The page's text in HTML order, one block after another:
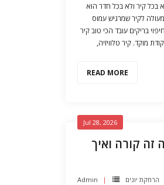
בכל קיר ולא בכל חדר הוא
לקיר שמרגיש עמוס
בריקים עובד הכי טוב קיר
מוקד. קיר טלוויזיה,
READ MORE
זה קורה ואיך
Jul 28, 2026
Admin הרחקת יונים